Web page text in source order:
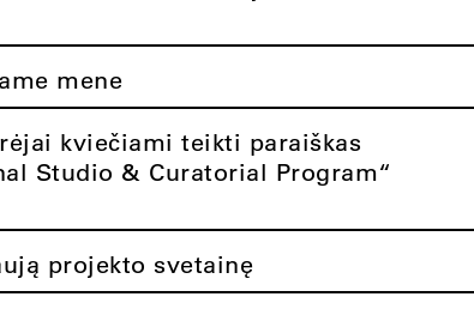
mene
kviečiami teikti paraiškas
Studio & Curatorial Program“
projekto svetainę